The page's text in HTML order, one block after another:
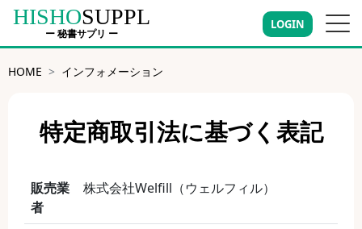
HISHOSUPPL
ー 秘書サプリ ー
LOGIN
HOME インフォメーション
特定商取引法に基づく表記
販売業
者
株式会社Welfill（ウェルフィル）